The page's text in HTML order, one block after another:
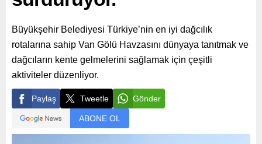
Büyükşehir Belediyesi Türkiye’nin en iyi dağcılık
rotalarına sahip Van Gölü Havzasını dünyaya tanıtmak ve
dağcıların kente gelmelerini sağlamak için çeşitli
aktiviteler düzenliyor.
Paylaş Tweetle Gönder
ABONE OL